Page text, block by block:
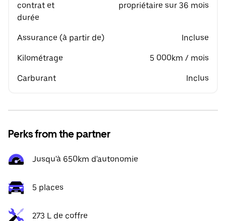
contrat et
durée
propriétaire sur 36 mois
Assurance (à partir de) Incluse
Kilométrage 5 000km / mois
Carburant Inclus
Perks from the partner
Jusqu'à 650km d'autonomie
5 places
273 L de coffre